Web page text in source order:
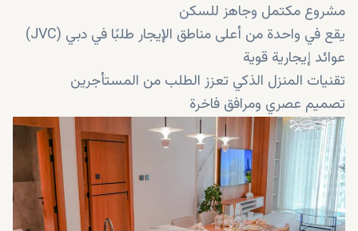
مشروع مكتمل وجاهز للسكن
يقع في واحدة من أعلى مناطق الإيجار طلبًا في دبي (JVC)
عوائد إيجارية قوية
تقنيات المنزل الذكي تعزز الطلب من المستأجرين
تصميم عصري ومرافق فاخرة
مناسب للسكن والاستثمار
اتصال ممتاز بمناطق دبي الرئيسية
إمكانية نمو رأس المال على المدى الطويل
تطوير من Evera Real Estate